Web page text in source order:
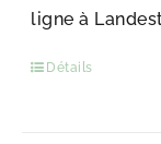
ligne à
Détails